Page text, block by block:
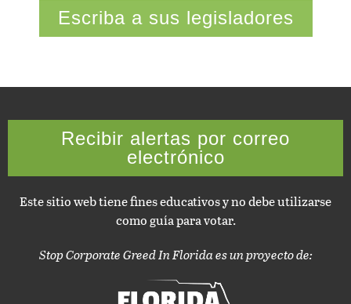
Escriba a sus legisladores
Recibir alertas por correo
electrónico
Este sitio web tiene fines educativos y no debe utilizarse
como guía para votar.
Stop Corporate Greed In Florida es un proyecto de: